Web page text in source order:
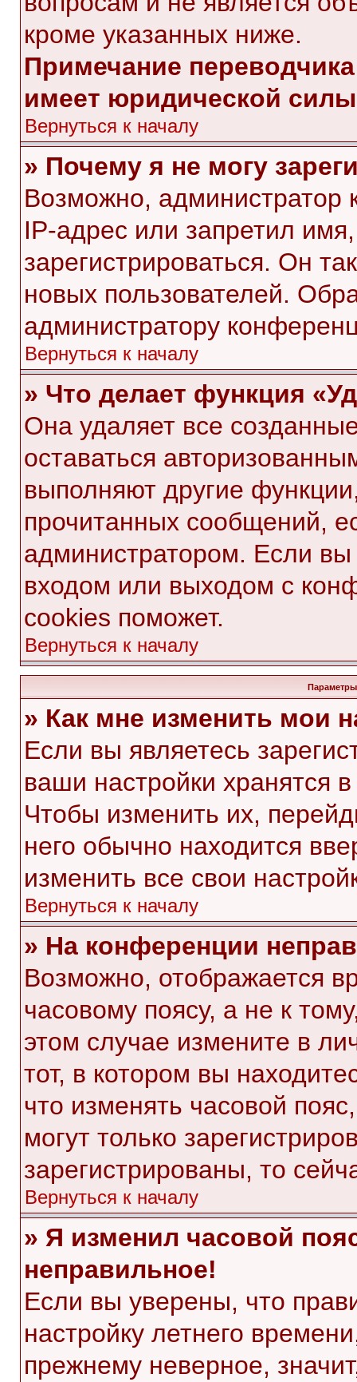
кроме указанных ниже.
Примечание
имеет юридической
Вернуться к началу
» Почему я не могу
Возможно, администратор
IP-адрес или запретил
зарегистрироваться. Он
новых пользователей.
администратору
Вернуться к началу
» Что делает функция
Она удаляет все
оставаться
выполняют другие
прочитанных сообщений,
администратором. Если
входом или выходом с
cookies поможет.
Вернуться к началу
Параметры
» Как мне изменить мои
Если вы являетесь
ваши настройки хранятся
Чтобы изменить их,
него обычно находится
изменить все свои
Вернуться к началу
» На конференции
Возможно, отображается
часовому поясу, а не к
этом случае измените в
тот, в котором вы
что изменять часовой
могут только
зарегистрированы, то
Вернуться к началу
» Я изменил часовой
неправильное!
Если вы уверены, что
настройку летнего
прежнему неверное,